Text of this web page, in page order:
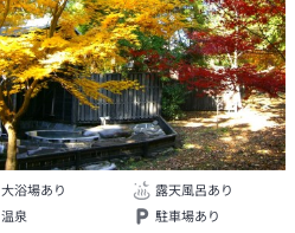
大浴場あり
露天風呂あり
温泉
駐車場あり